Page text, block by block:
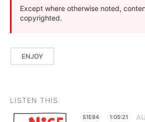
Except where otherwise noted,
copyrighted.
ENJOY
LISTEN THIS
S1E84 1:05:21